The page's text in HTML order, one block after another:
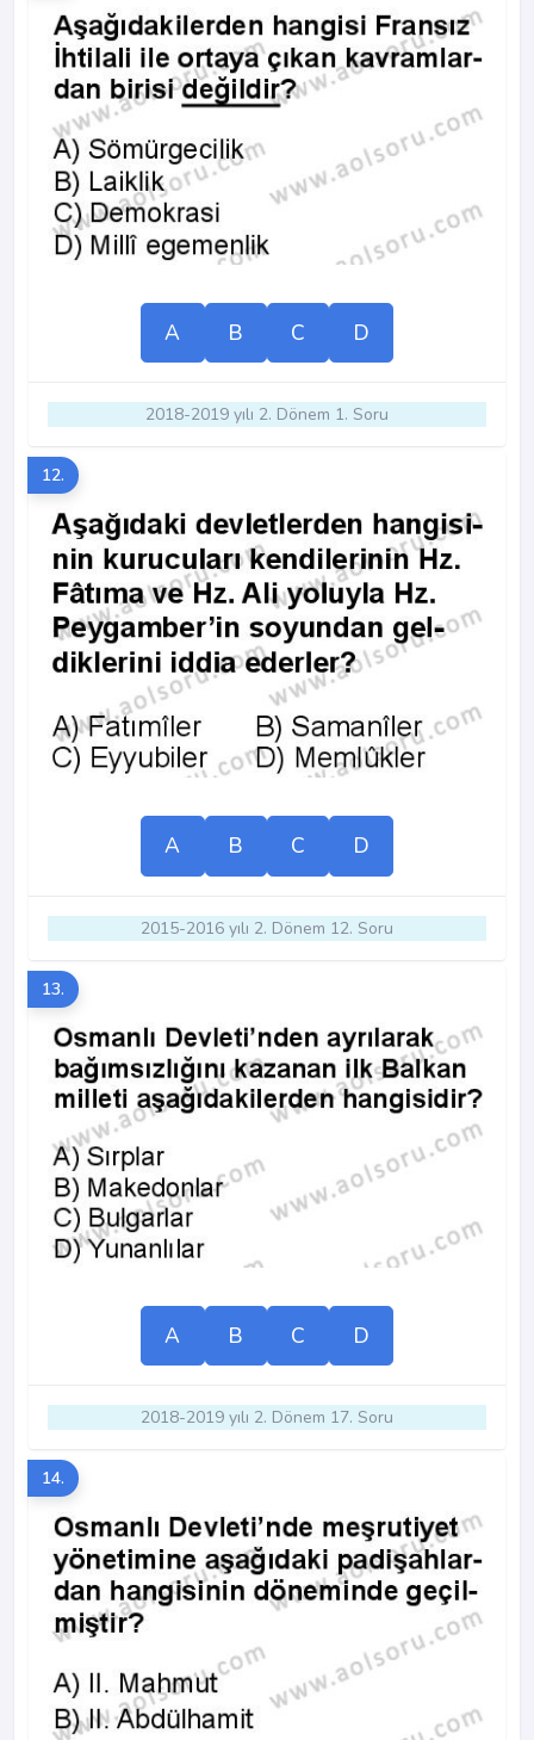
A B C D
2018-2019 yılı 2. Dönem 1. Soru
12.
A B C D
2015-2016 yılı 2. Dönem 12. Soru
13.
A B C D
2018-2019 yılı 2. Dönem 17. Soru
14.